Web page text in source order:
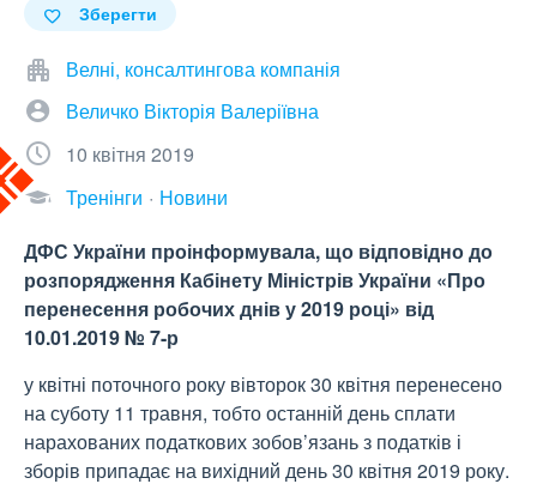
Зберегти
Велні, консалтингова компанія
Величко Вікторія Валеріївна
10 квітня 2019
Тренінги
Новини
ДФС України проінформувала, що відповідно до
розпорядження Кабінету Міністрів України «Про
перенесення робочих днів у 2019 році» від
10.01.2019 № 7-р
у квітні поточного року вівторок 30 квітня перенесено
на суботу 11 травня, тобто останній день сплати
нарахованих податкових зобов’язань з податків і
зборів припадає на вихідний день 30 квітня 2019 року.